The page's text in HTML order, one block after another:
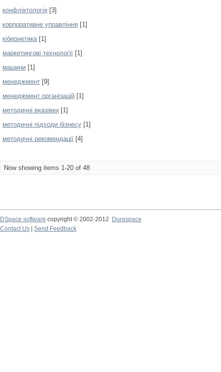
конфліктологія [3]
корпоративне управління [1]
кібернетика[1]
маркетингові технології [1]
машини [1]
менеджмент [9]
менеджмент організацій [1]
методичні вказівки [1]
методичні підходи бізнесу [1]
методичні рекомендації [4]
Now showing items 1-20 of 48
DSpace software copyright © 2002-2012
Duraspace
Contact Us
Send Feedback